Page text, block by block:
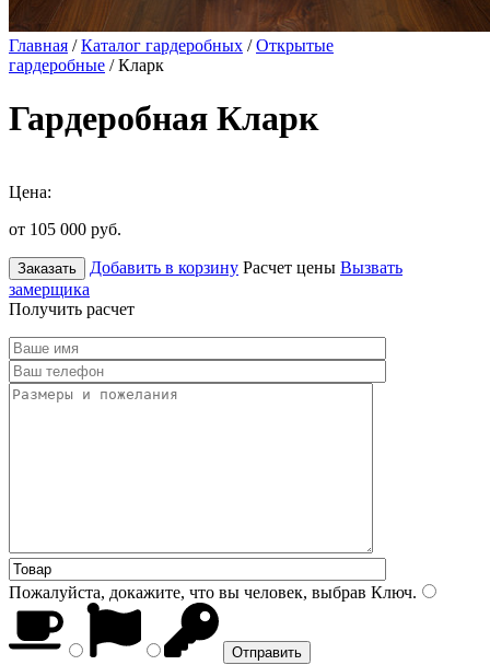
Главная /Каталог гардеробных /Открытые
гардеробные / Кларк
Гардеробная Кларк
Цена:
от 105 000 руб.
Заказать Добавить в корзину Расчет цены Вызвать
замерщика
Получить расчет
Пожалуйста, докажите, что вы человек, выбрав Ключ.